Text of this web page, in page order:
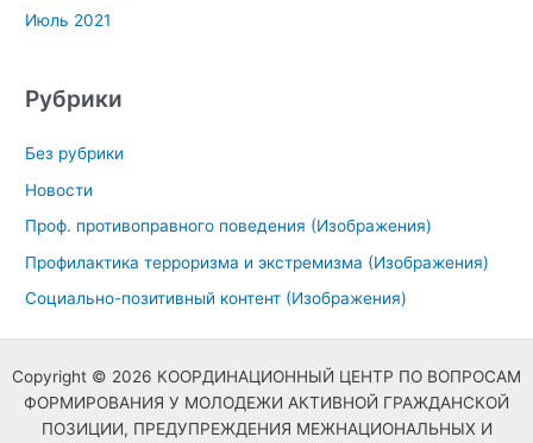
Июль 2021
Рубрики
Без рубрики
Новости
Проф. противоправного поведения (Изображения)
Профилактика терроризма и экстремизма (Изображения)
Социально-позитивный контент (Изображения)
Copyright © 2026 КООРДИНАЦИОННЫЙ ЦЕНТР ПО ВОПРОСАМ
ФОРМИРОВАНИЯ У МОЛОДЕЖИ АКТИВНОЙ ГРАЖДАНСКОЙ
ПОЗИЦИИ, ПРЕДУПРЕЖДЕНИЯ МЕЖНАЦИОНАЛЬНЫХ И